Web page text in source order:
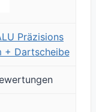
Präzisions
+ Dartscheibe